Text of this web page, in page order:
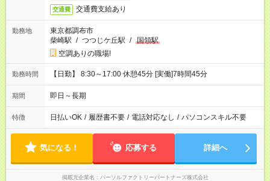
交通費 交通費支給あり
勤務地
東京都調布市
柴崎駅 / つつじケ丘駅 / 国領駅
空調ありの職場!
勤務時間 【日勤】 8:30～17:00 休憩45分 [実働]7時間45分
期間 即日～長期
特徴 日払いOK / 履歴書不要 / 電話対応なし / パソコンスキル不要
気になる！ 応募する 詳細へ
掲載元企業名 パーソルファクトリーパートナーズ株式会社